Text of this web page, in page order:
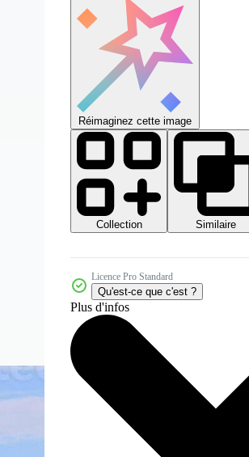
Réimaginez cette image
Collection
Similaire
Licence Pro Standard
Qu'est-ce que c'est ?
Plus d'infos